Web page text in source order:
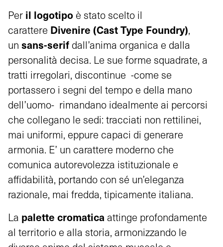
Per il logotipo è stato scelto il
carattere Divenire (Cast Type Foundry),
un sans-serif dall’anima organica e dalla
personalità decisa. Le sue forme squadrate, a
tratti irregolari, discontinue -come se
portassero i segni del tempo e della mano
dell’uomo- rimandano idealmente ai percorsi
che collegano le sedi: tracciati non rettilinei,
mai uniformi, eppure capaci di generare
armonia. E’ un carattere moderno che
comunica autorevolezza istituzionale e
affidabilità, portando con sé un’eleganza
razionale, mai fredda, tipicamente italiana.
La palette cromatica attinge profondamente
al territorio e alla storia, armonizzando le